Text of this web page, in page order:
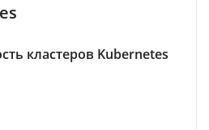
кластеров Kubernetes